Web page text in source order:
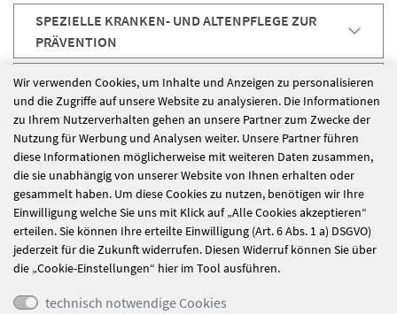
SPEZIELLE KRANKEN- UND ALTENPFLEGE ZUR
PRÄVENTION
SOZIALE BETREUUNGSLEISTUNG BEI MENSCHEN
MIT DEMENZ
HAUSWIRTSCHAFTLICHE VERSORGUNG ZUR
SELBSTSTÄNDIGEN LEBENSFÜHRUNG
MEDIZINISCHE BEHANDLUNGSPFLEGE
UNTERSTÜTZENDE ANGEBOTE FÜR ANGEHÖRIGE
Wir verwenden Cookies, um Inhalte und Anzeigen zu personalisieren
und die Zugriffe auf unsere Website zu analysieren. Die Informationen
zu Ihrem Nutzerverhalten gehen an unsere Partner zum Zwecke der
Nutzung für Werbung und Analysen weiter. Unsere Partner führen
diese Informationen möglicherweise mit weiteren Daten zusammen,
die sie unabhängig von unserer Website von Ihnen erhalten oder
gesammelt haben. Um diese Cookies zu nutzen, benötigen wir Ihre
Einwilligung welche Sie uns mit Klick auf „Alle Cookies akzeptieren“
erteilen. Sie können Ihre erteilte Einwilligung (Art. 6 Abs. 1 a) DSGVO)
jederzeit für die Zukunft widerrufen. Diesen Widerruf können Sie über
die „Cookie-Einstellungen“ hier im Tool ausführen.
technisch notwendige Cookies